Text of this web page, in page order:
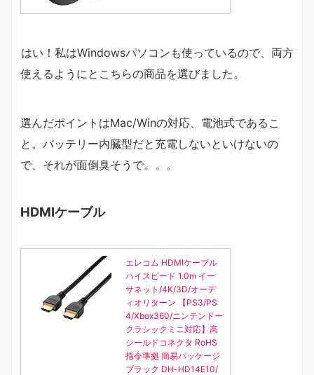
はい！私はWindowsパソコンも使っているので、両方
使えるようにとこちらの商品を選びました。
選んだポイントはMac/Winの対応、電池式であるこ
と。バッテリー内臓型だと充電しないといけないの
で、それが面倒臭そうで。。。
HDMIケーブル
エレコム HDMIケーブル
ハイスピード 1.0m イー
サネット/4K/3D/オーデ
ィオリターン 【PS3/PS
4/Xbox360/ニンテンドー
クラシックミニ対応】高
シールドコネクタ RoHS
指令準拠 簡易パッケージ
ブラック DH-HD14E10/